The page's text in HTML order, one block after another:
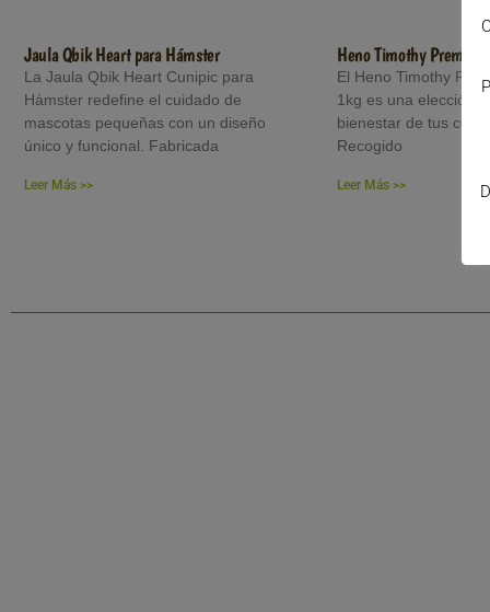
Jaula Qbik Heart para Hámster
La Jaula Qbik Heart Cunipic para
Hámster redefine el cuidado de
mascotas pequeñas con un diseño
único y funcional. Fabricada
Leer Más >>
Heno Timothy
El Heno Timothy
1kg es una elección
bienestar de tus
Recogido
Leer Más >>